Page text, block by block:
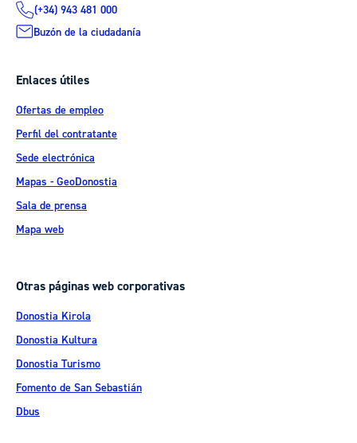
(+34) 943 481 000
Buzón de la ciudadanía
Enlaces útiles
Ofertas de empleo
Perfil del contratante
Sede electrónica
Mapas - GeoDonostia
Sala de prensa
Mapa web
Otras páginas web corporativas
Donostia Kirola
Donostia Kultura
Donostia Turismo
Fomento de San Sebastián
Dbus